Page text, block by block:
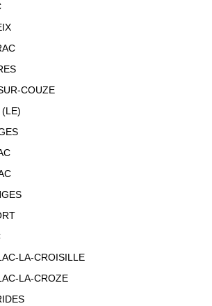
COUZE
(LE)
LA-CROISILLE
LA-CROZE